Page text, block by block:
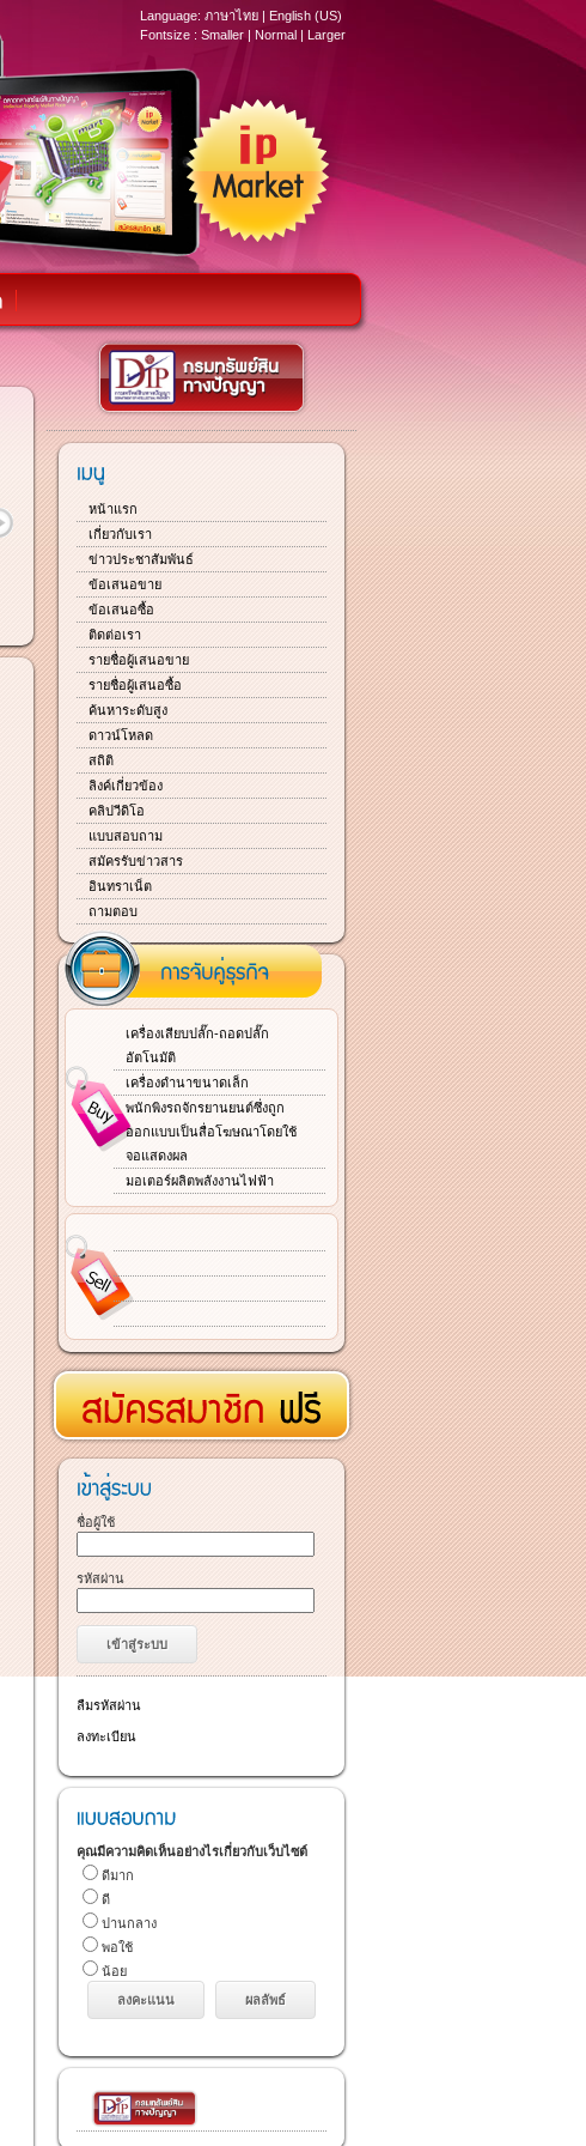
Language: ภาษาไทย | English (US)
Fontsize : Smaller | Normal | Larger
หน้าแรก
เกี่ยวกับเรา
ข่าวประชาสัมพันธ์
ข้อเสนอขาย
ข้อเสนอซื้อ
ติดต่อเรา
รายชื่อผู้เสนอขาย
รายชื่อผู้เสนอซื้อ
ค้นหาระดับสูง
ดาวน์โหลด
สถิติ
ลิงค์เกี่ยวข้อง
คลิปวีดิโอ
แบบสอบถาม
สมัครรับข่าวสาร
อินทราเน็ต
ถามตอบ
เครื่องเสียบปลั๊ก-ถอดปลั๊ก
อัตโนมัติ
เครื่องดำนาขนาดเล็ก
พนักพิงรถจักรยานยนต์ซึ่งถูก
ออกแบบเป็นสื่อโฆษณาโดยใช้
จอแสดงผล
มอเตอร์ผลิตพลังงานไฟฟ้า
ชื่อผู้ใช้
รหัสผ่าน
ลืมรหัสผ่าน
ลงทะเบียน
คุณมีความคิดเห็นอย่างไรเกี่ยวกับเว็บไซต์
ดีมาก
ดี
ปานกลาง
พอใช้
น้อย